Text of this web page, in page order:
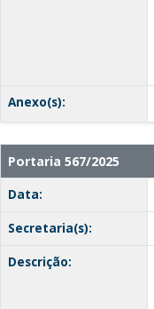
Anexo(s):
Portaria 567/2025
Data:
Secretaria(s):
Descrição: